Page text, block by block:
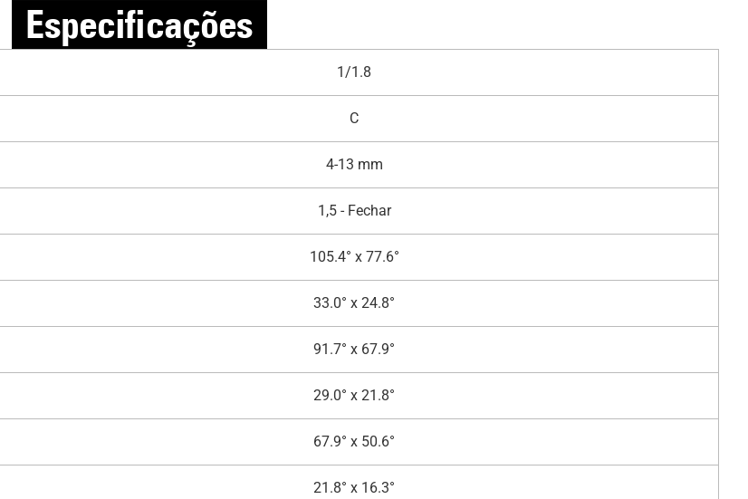
Especificações
1/1.8
C
4-13 mm
1,5 - Fechar
105.4° x 77.6°
33.0° x 24.8°
91.7° x 67.9°
29.0° x 21.8°
67.9° x 50.6°
21.8° x 16.3°